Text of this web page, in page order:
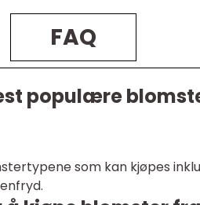
FAQ
populære
som kan kjøpes